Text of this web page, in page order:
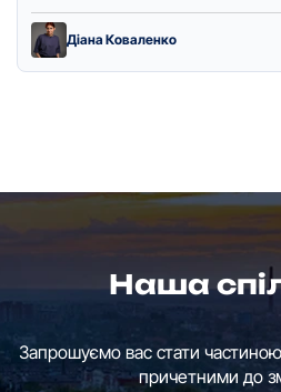
Діана Коваленко
Наша
Запрошуємо вас стати
причетними до